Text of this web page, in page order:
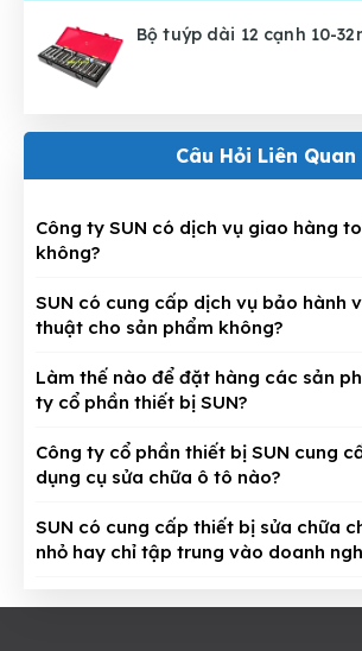
Bộ tuýp dài 12 cạnh 10-
Câu Hỏi Liên Quan
Công ty SUN có dịch vụ giao hàng
không?
SUN có cung cấp dịch vụ bảo hành
thuật cho sản phẩm không?
Làm thế nào để đặt hàng các sản
ty cổ phần thiết bị SUN?
Công ty cổ phần thiết bị SUN cung
dụng cụ sửa chữa ô tô nào?
SUN có cung cấp thiết bị sửa chữa
nhỏ hay chỉ tập trung vào doanh